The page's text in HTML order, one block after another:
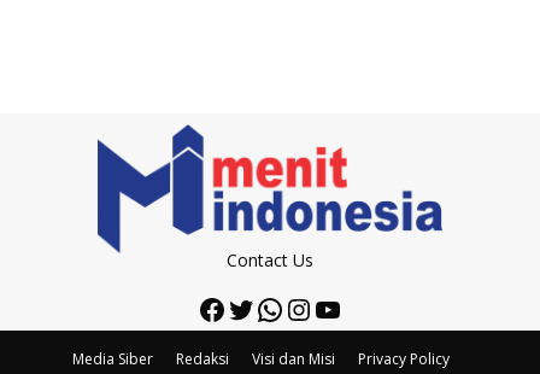
Contact Us
Facebook
Twitter
WhatsApp
Instagram
YouTube
Media Siber Redaksi Visi dan Misi
Privacy Policy